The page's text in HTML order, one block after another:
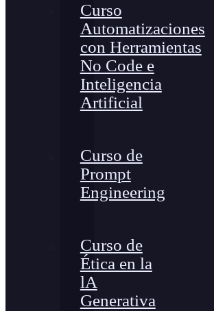
Curso
Automatizaciones
con Herramientas
No Code e
Inteligencia
Artificial
Curso de
Prompt
Engineering
Curso de
Ética en la
lA
Generativa